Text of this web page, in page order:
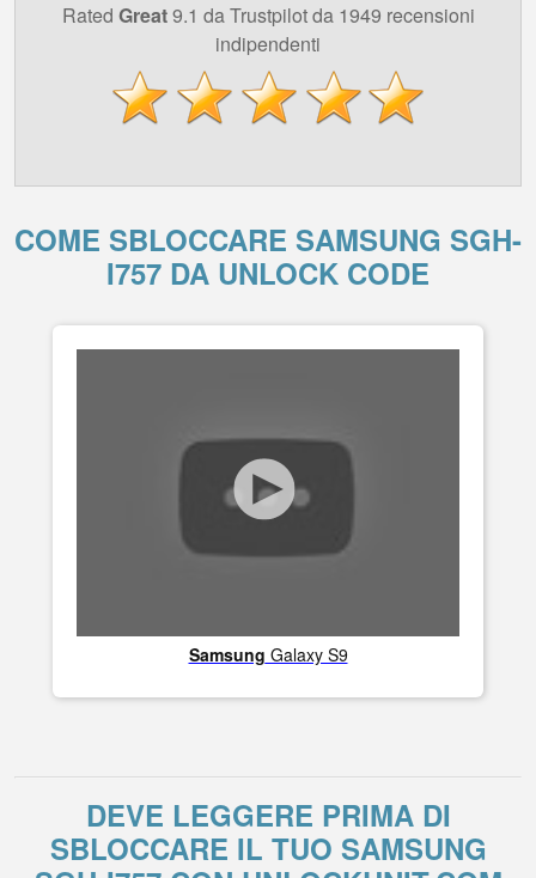
Rated Great9.1 da Trustpilot da 1949 recensioni
indipendenti
COME SBLOCCARE SAMSUNG SGH-
I757 DA UNLOCK CODE
Samsung Galaxy S9
DEVE LEGGERE PRIMA DI
SBLOCCARE IL TUO SAMSUNG